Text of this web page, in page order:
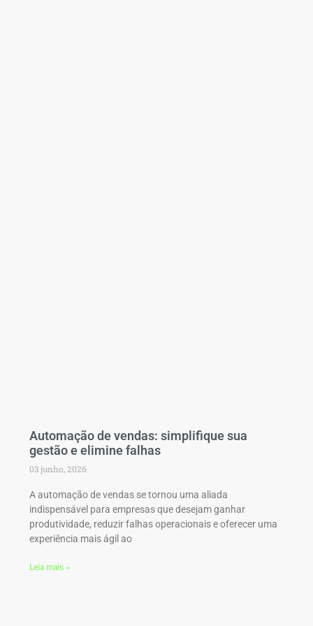
Automação de vendas: simplifique sua
gestão e elimine falhas
03 junho, 2026
A automação de vendas se tornou uma aliada
indispensável para empresas que desejam ganhar
produtividade, reduzir falhas operacionais e oferecer uma
experiência mais ágil ao
Leia mais »